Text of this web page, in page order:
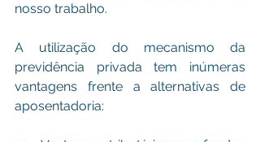
nosso trabalho.
A utilização do mecanismo da
previdência privada tem inúmeras
vantagens frente a alternativas de
aposentadoria: